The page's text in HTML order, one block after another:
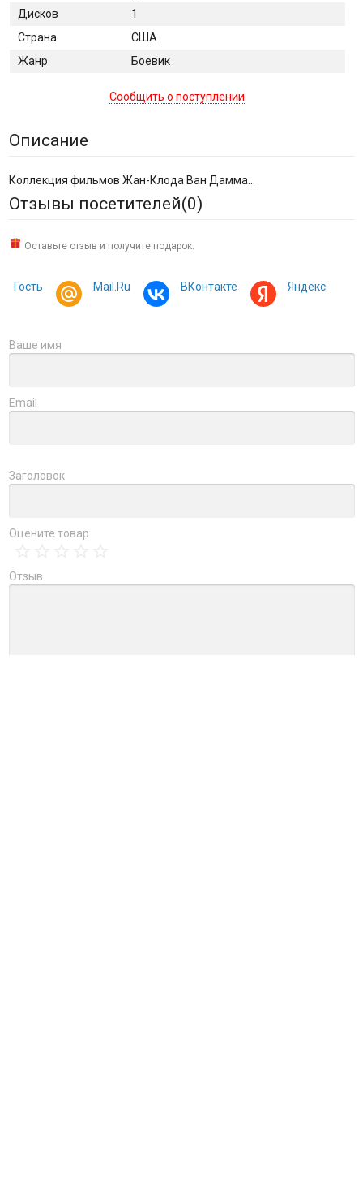
Дисков
1
Страна
США
Жанр
Боевик
Сообщить о поступлении
Описание
Коллекция фильмов Жан-Клода Ван Дамма...
Отзывы посетителей(0)
Оставьте отзыв и получите подарок:
Гость Mail.Ru ВКонтакте Яндекс
Ваше имя
Email
Заголовок
Оцените товар
Отзыв